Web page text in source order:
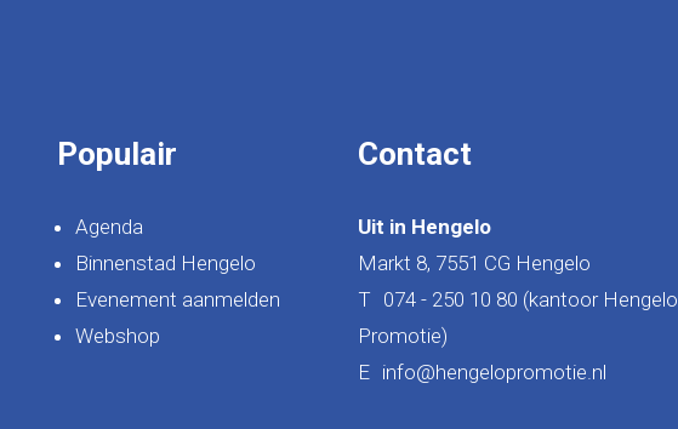
Populair
Agenda
Binnenstad Hengelo
Evenement aanmelden
Webshop
Contact
Uit in Hengelo
Markt 8, 7551 CG Hengelo
T 074 - 250 10 80 (kantoor Hengelo
Promotie)
E info@hengelopromotie.nl